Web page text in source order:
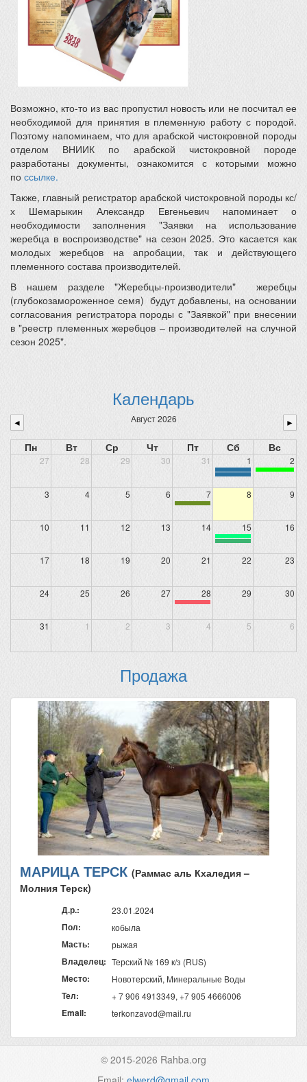
Возможно, кто-то из вас пропустил новость или не посчитал ее
необходимой для принятия в племенную работу с породой.
Поэтому напоминаем, что для арабской чистокровной породы
отделом ВНИИК по арабской чистокровной породе
разработаны документы, ознакомится с которыми можно
по ссылке.
Также, главный регистратор арабской чистокровной породы кс/
х Шемарыкин Александр Евгеньевич напоминает о
необходимости заполнения "Заявки на использование
жеребца в воспроизводстве" на сезон 2025. Это касается как
молодых жеребцов на апробации, так и действующего
племенного состава производителей.
В нашем разделе "Жеребцы-производители" жеребцы
(глубокозамороженное семя) будут добавлены, на основании
согласования регистратора породы с "Заявкой" при внесении
в "реестр племенных жеребцов – производителей на случной
сезон 2025".
Календарь
◄ Август 2026 ►
Пн Вт Ср Чт Пт Сб Вс
27 28 29 30 31 1 2
3 4 5 6 7 8 9
10 11 12 13 14 15 16
17 18 19 20 21 22 23
24 25 26 27 28 29 30
31 1 2 3 4 5 6
Продажа
МАРИЦА ТЕРСК (Раммас аль Кхаледия –
Молния Терск)
Д.р.: 23.01.2024
Пол: кобыла
Масть: рыжая
Владелец: Терский № 169 к/з (RUS)
Место: Новотерский, Минеральные Воды
Тел: + 7 906 4913349, +7 905 4666006
Email: terkonzavod@mail.ru
© 2015-2026 Rahba.org